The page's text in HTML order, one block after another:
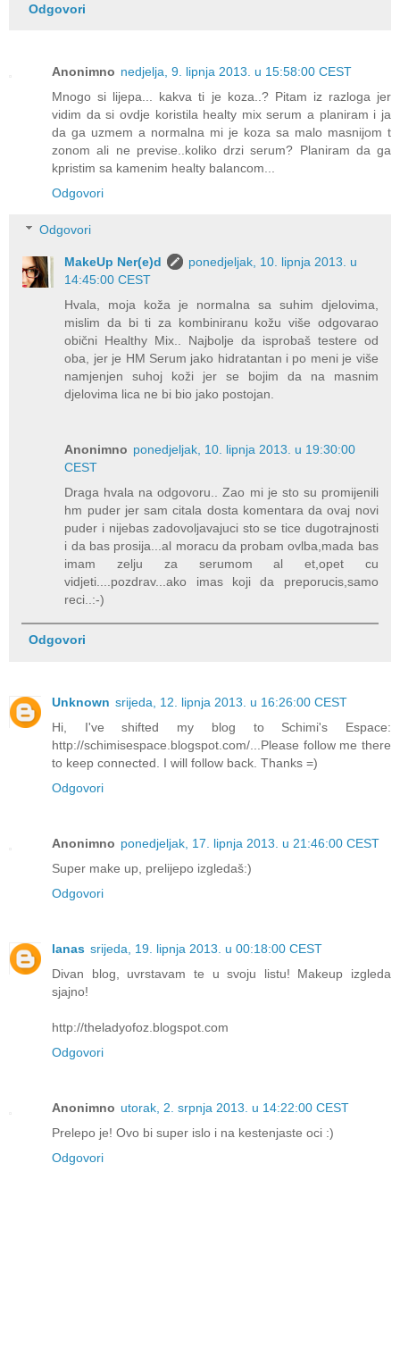
Odgovori
Anonimno nedjelja, 9. lipnja 2013. u 15:58:00 CEST
Mnogo si lijepa... kakva ti je koza..? Pitam iz razloga jer
vidim da si ovdje koristila healty mix serum a planiram i ja
da ga uzmem a normalna mi je koza sa malo masnijom t
zonom ali ne previse..koliko drzi serum? Planiram da ga
kpristim sa kamenim healty balancom...
Odgovori
Odgovori
MakeUp Ner(e)d
ponedjeljak, 10. lipnja 2013. u
14:45:00 CEST
Hvala, moja koža je normalna sa suhim djelovima,
mislim da bi ti za kombiniranu kožu više odgovarao
obični Healthy Mix.. Najbolje da isprobaš testere od
oba, jer je HM Serum jako hidratantan i po meni je više
namjenjen suhoj koži jer se bojim da na masnim
djelovima lica ne bi bio jako postojan.
Anonimno ponedjeljak, 10. lipnja 2013. u 19:30:00
CEST
Draga hvala na odgovoru.. Zao mi je sto su promijenili
hm puder jer sam citala dosta komentara da ovaj novi
puder i nijebas zadovoljavajuci sto se tice dugotrajnosti
i da bas prosija...al moracu da probam ovlba,mada bas
imam zelju za serumom al et,opet cu
vidjeti....pozdrav...ako imas koji da preporucis,samo
reci..:-)
Odgovori
Unknown srijeda, 12. lipnja 2013. u 16:26:00 CEST
Hi, I've shifted my blog to Schimi's Espace:
http://schimisespace.blogspot.com/...Please follow me there
to keep connected. I will follow back. Thanks =)
Odgovori
Anonimno ponedjeljak, 17. lipnja 2013. u 21:46:00 CEST
Super make up, prelijepo izgledaš:)
Odgovori
lanas srijeda, 19. lipnja 2013. u 00:18:00 CEST
Divan blog, uvrstavam te u svoju listu! Makeup izgleda
sjajno!
http://theladyofoz.blogspot.com
Odgovori
Anonimno utorak, 2. srpnja 2013. u 14:22:00 CEST
Prelepo je! Ovo bi super islo i na kestenjaste oci :)
Odgovori